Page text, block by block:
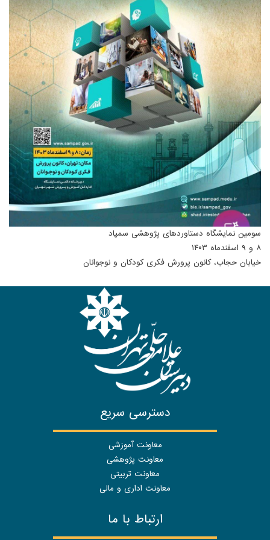
سومین نمایشگاه دستاوردهای پژوهشی سمپاد
۸ و ۹ اسفندماه ۱۴۰۳
خیابان حجاب، کانون پرورش فکری کودکان و نوجوانان
دسترسی سریع
معاونت آموزشی
معاونت پژوهشی
معاونت تربیتی
معاونت اداری و مالی
ارتباط با ما